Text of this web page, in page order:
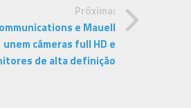
Próxima:
e Mauell
unem câmeras full HD e
de alta definição